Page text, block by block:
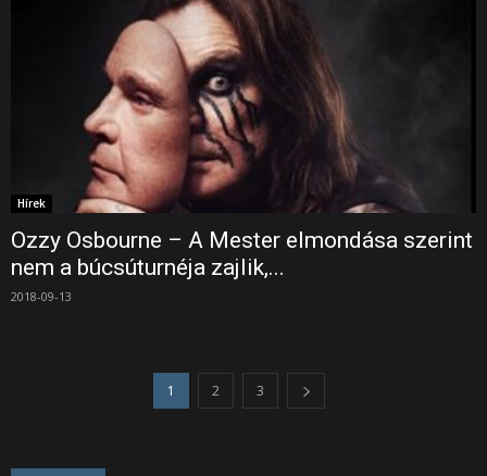
Hírek
Ozzy Osbourne – A Mester elmondása szerint
nem a búcsúturnéja zajlik,...
2018-09-13
1 2 3